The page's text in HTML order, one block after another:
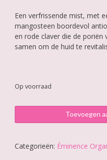
Een verfrissende mist, met
mangosteen boordevol
en rode claver die de
samen om de huid te
Op voorraad
Mangosteen
aantal
Toevoegen
Categorieën: Éminence